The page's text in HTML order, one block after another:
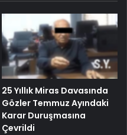
25 Yıllık Miras Davasında
Gözler Temmuz Ayındaki
Karar Duruşmasına
Çevrildi